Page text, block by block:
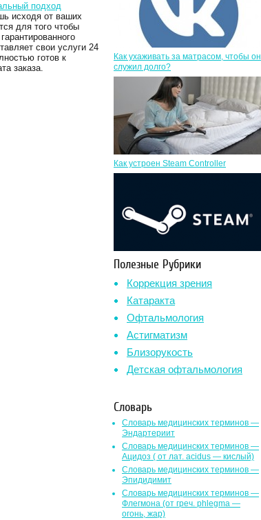
подход
исходя от ваших
для того чтобы
свои услуги 24
готов к
заказа.
Как ухаживать за матрасом, чтобы он
служил долго?
Как устроен Steam Controller
Полезные Рубрики
Коррекция зрения
Катаракта
Офтальмология
Астигматизм
Близорукость
Детская офтальмология
Словарь
Словарь медицинских терминов —
Эндартериит
Словарь медицинских терминов —
Ацидоз ( от лат. асidus — кислый)
Словарь медицинских терминов —
Эпидидимит
Словарь медицинских терминов —
Флегмона (от гpeч. phlegma —
огонь, жар)